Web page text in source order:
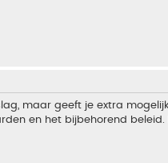
maar geeft je extra
en het bijbehorend